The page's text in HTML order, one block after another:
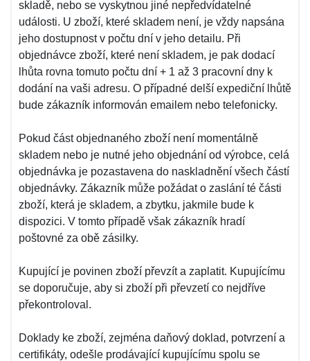
skladě, nebo se vyskytnou jiné nepředvídatelné
události. U zboží, které skladem není, je vždy napsána
jeho dostupnost v počtu dní v jeho detailu. Při
objednávce zboží, které není skladem, je pak dodací
lhůta rovna tomuto počtu dní + 1 až 3 pracovní dny k
dodání na vaši adresu. O případné delší expediční lhůtě
bude zákazník informován emailem nebo telefonicky.
Pokud část objednaného zboží není momentálně
skladem nebo je nutné jeho objednání od výrobce, celá
objednávka je pozastavena do naskladnění všech částí
objednávky. Zákazník může požádat o zaslání té části
zboží, která je skladem, a zbytku, jakmile bude k
dispozici. V tomto případě však zákazník hradí
poštovné za obě zásilky.
Kupující je povinen zboží převzít a zaplatit. Kupujícímu
se doporučuje, aby si zboží při převzetí co nejdříve
překontroloval.
Doklady ke zboží, zejména daňový doklad, potvrzení a
certifikáty, odešle prodávající kupujícímu spolu se